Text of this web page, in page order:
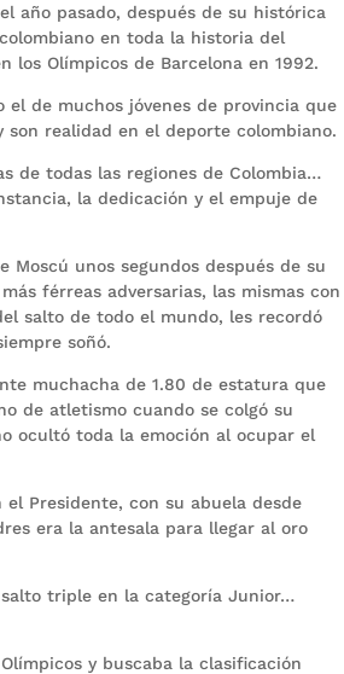
año pasado, después de su histórica
en toda la historia del
los Olímpicos de Barcelona en 1992.
de muchos jóvenes de provincia que
son realidad en el deporte colombiano.
de todas las regiones de Colombia…
la dedicación y el empuje de
unos segundos después de su
férreas adversarias, las mismas con
salto de todo el mundo, les recordó
soñó.
muchacha de 1.80 de estatura que
de atletismo cuando se colgó su
ocultó toda la emoción al ocupar el
Presidente, con su abuela desde
era la antesala para llegar al oro
salto triple en la categoría Junior…
y buscaba la clasificación